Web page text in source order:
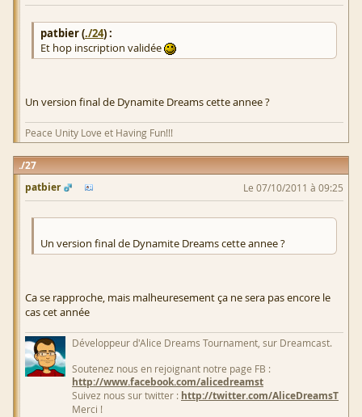
patbier (./24) :
Et hop inscription validée
Un version final de Dynamite Dreams cette annee ?
Peace Unity Love et Having Fun!!!
27
patbier
Le 07/10/2011 à 09:25
Un version final de Dynamite Dreams cette annee ?
Ca se rapproche, mais malheuresement ça ne sera pas encore le
cas cet année
Développeur d'Alice Dreams Tournament, sur Dreamcast.
Soutenez nous en rejoignant notre page FB :
http://www.facebook.com/alicedreamst
Suivez nous sur twitter : http://twitter.com/AliceDreamsT
Merci !